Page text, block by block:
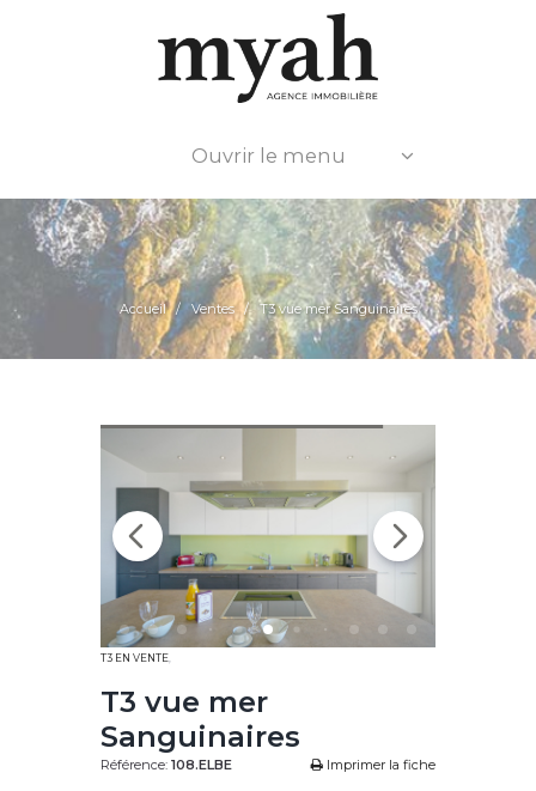
Ouvrir le menu
Accueil Ventes T3 vue mer Sanguinaires
T3 EN VENTE,
T3 vue mer
Sanguinaires
Référence: 108.ELBE Imprimer la fiche